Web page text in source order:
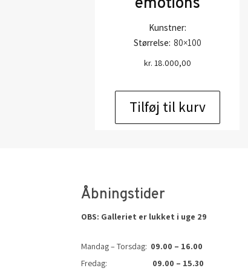
Kunstner:
Størrelse: 80×100
kr. 18.000,00
Tilføj til kurv
Åbningstider
OBS: Galleriet er lukket i uge 29
Mandag – Torsdag: 09.00 – 16.00
Fredag: 09.00 – 15.30